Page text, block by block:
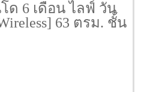
ด 6 เดือน ไลฟ์ วัน
63 ตรม. ชั้น